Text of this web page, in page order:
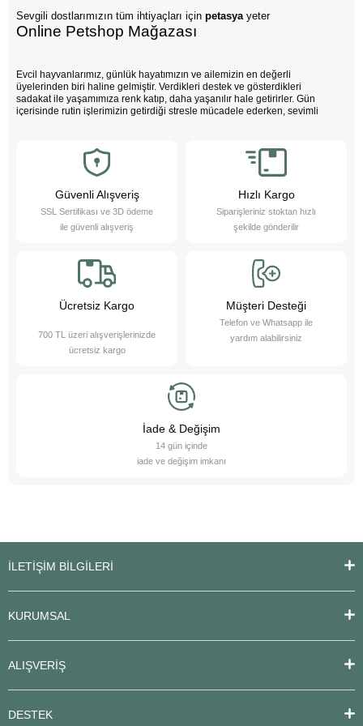
Sevgili dostlarımızın tüm ihtiyaçları için petasya yeter
Online Petshop Mağazası
Evcil hayvanlarımız, günlük hayatımızın ve ailemizin en değerli
üyelerinden biri haline gelmiştir. Verdikleri destek ve gösterdikleri
sadakat ile yaşamımıza renk katıp, daha yaşanılır hale getirirler. Gün
içerisinde rutin işlerimizin getirdiği stresle mücadele ederken, sevimli
ve duygusal açıdan güçlü bireyler olurlar.
Evcil hayvanlarımız sayesinde daha sağlıklı bir yaşam süreriz; düzenli
egzersiz yapmamızı teşvik eder ve hayatımızı daha düzenli hale
getirmemize yardımcı olurlar. Bu sevimli dostlarımızı yakından tanımak
Pet Asya Online Petshop olarak, evcil hayvanlarımızın bize sağladığı bu
değerli katkıların farkındayız ve onlara en iyi şekilde hizmet etmek için
bakım ürünleri sunarak destek oluyoruz. Online petshop olarak, evcil
hayvanlarınıza gerekli olan her türlü ürün ve hizmeti hassasiyetle
sağlamaktan gurur duyuyoruz. Bizimle, sevimli dostlarınızın ihtiyaçlarını
karşılayabilir ve onların yaşam kalitesini artırabilirsiniz.
Güvenli Alışveriş
SSL Sertifikası ve 3D ödeme
ile güvenli alışveriş
Hızlı Kargo
Siparişleriniz stoktan hızlı
şekilde gönderilir
Ücretsiz Kargo
700 TL üzeri alışverişlerinizde
ücretsiz kargo
Müşteri Desteği
Telefon ve Whatsapp ile
yardım alabilirsiniz
İade & Değişim
14 gün içinde
iade ve değişim imkanı
İLETİŞİM BİLGİLERİ
KURUMSAL
ALIŞVERİŞ
DESTEK